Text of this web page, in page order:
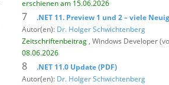
erschienen am 15.06.2026
7
.NET 11. Preview 1 und 2 – viele
Autor(en): Dr. Holger Schwichtenberg
Zeitschriftenbeitrag , Windows Developer
08.06.2026
8
.NET 11.0 Update (PDF)
Autor(en): Dr. Holger Schwichtenberg